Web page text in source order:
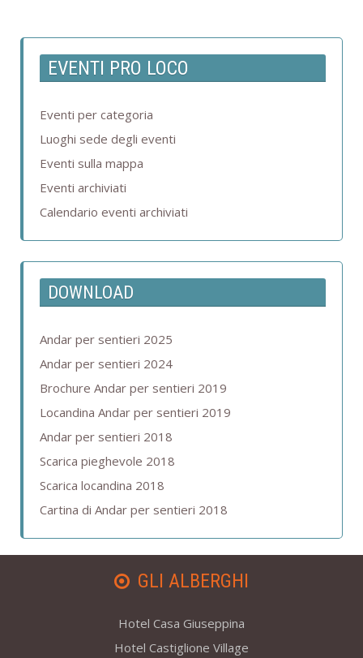
EVENTI PRO LOCO
Eventi per categoria
Luoghi sede degli eventi
Eventi sulla mappa
Eventi archiviati
Calendario eventi archiviati
DOWNLOAD
Andar per sentieri 2025
Andar per sentieri 2024
Brochure Andar per sentieri 2019
Locandina Andar per sentieri 2019
Andar per sentieri 2018
Scarica pieghevole 2018
Scarica locandina 2018
Cartina di Andar per sentieri 2018
GLI ALBERGHI
Hotel Casa Giuseppina
Hotel Castiglione Village